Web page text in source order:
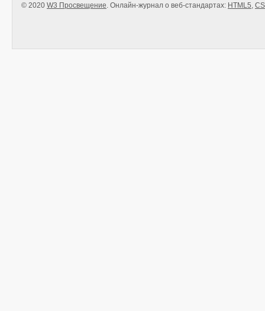
© 2020 W3 Просвещение . Онлайн-журнал о веб-стандартах: HTML5